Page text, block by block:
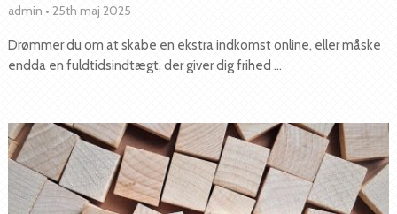
admin • 25th maj 2025
Drømmer du om at skabe en ekstra indkomst online, eller måske
endda en fuldtidsindtægt, der giver dig frihed …